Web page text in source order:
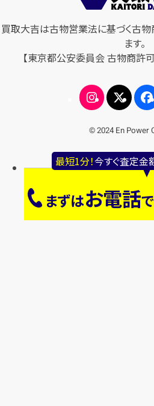
最短1分！今すぐ査定金
まずはお電話で
買取大吉は古物営業法に基づく古
ます。
【東京都公安委員会 古物商許
© 2024 En Power